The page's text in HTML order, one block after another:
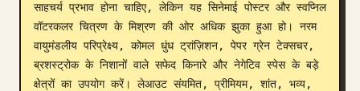
साहचर्य प्रभाव होना चाहिए, लेकिन यह सिनेमाई पोस्टर और स्वप्निल
वॉटरकलर चित्रण के मिश्रण की ओर अधिक झुका हुआ हो। नरम
वायुमंडलीय परिप्रेक्ष्य, कोमल धुंध ट्रांज़िशन, पेपर ग्रेन टेक्सचर,
ब्रशस्ट्रोक के निशानों वाले सफेद किनारे और नेगेटिव स्पेस के बड़े
क्षेत्रों का उपयोग करें। लेआउट संयमित, प्रीमियम, शांत, भव्य,